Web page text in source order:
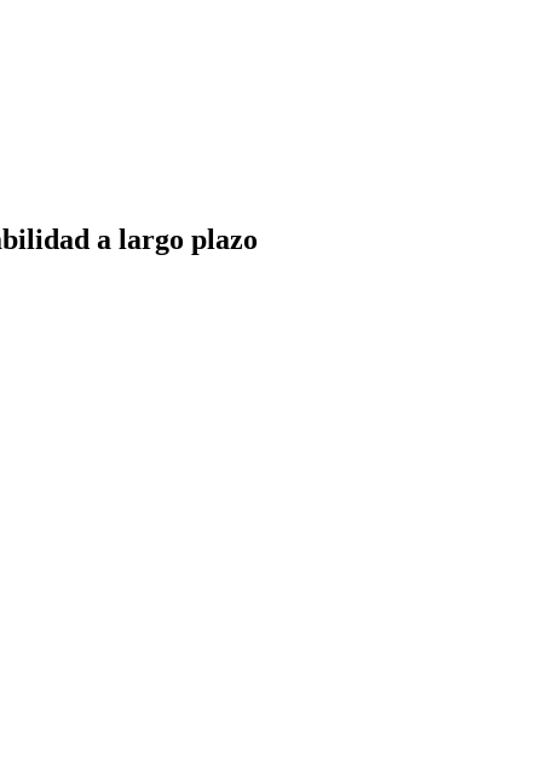
a largo plazo